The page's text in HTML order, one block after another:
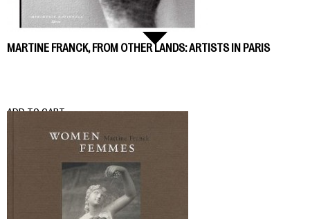
ADD TO CART
MARTINE FRANCK, FROM OTHER LANDS: ARTISTS IN PARIS